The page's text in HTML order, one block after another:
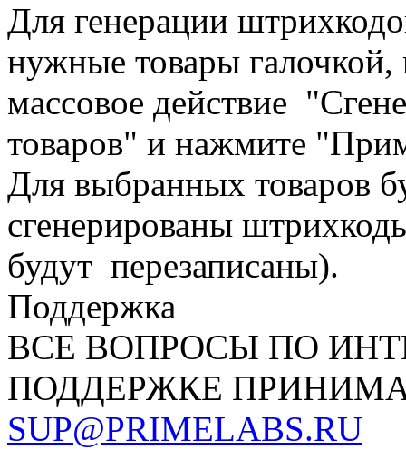
Для генерации
нужные товары
массовое действие
товаров" и нажмите
Для выбранных товаров
сгенерированы
будут перезаписаны).
Поддержка
ВСЕ ВОПРОСЫ ПО
ПОДДЕРЖКЕ
SUP@PRIMELABS.RU